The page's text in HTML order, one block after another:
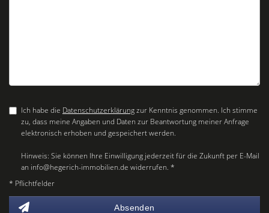
Ich habe die Datenschutzerklärungzur Kenntnis genommen. Ich stimme
zu, dass meine Angaben und Daten zur Beantwortung meiner Anfrage
elektronisch erhoben und gespeichert werden.
Hinweis: Sie können Ihre Einwilligung jederzeit für die Zukunft per E-Mail
an info@hegerich-immobilien.de widerrufen. *
* Pflichtfelder
Absenden